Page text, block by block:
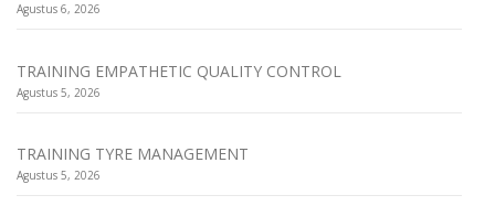
Agustus 6, 2026
TRAINING EMPATHETIC QUALITY CONTROL
Agustus 5, 2026
TRAINING TYRE MANAGEMENT
Agustus 5, 2026